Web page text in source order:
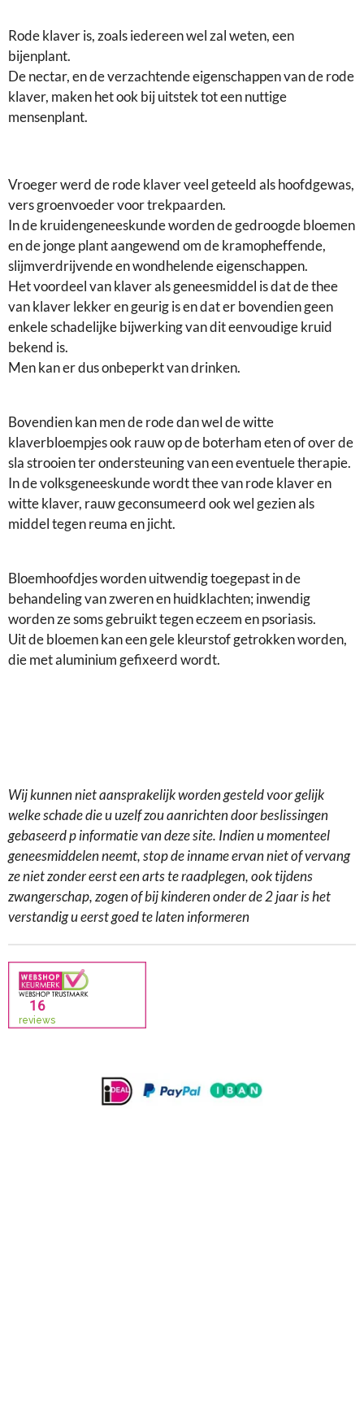
Rode klaver is, zoals iedereen wel zal weten, een
bijenplant.
De nectar, en de verzachtende eigenschappen van de rode
klaver, maken het ook bij uitstek tot een nuttige
mensenplant.
Vroeger werd de rode klaver veel geteeld als hoofdgewas,
vers groenvoeder voor trekpaarden.
In de kruidengeneeskunde worden de gedroogde bloemen
en de jonge plant aangewend om de kramopheffende,
slijmverdrijvende en wondhelende eigenschappen.
Het voordeel van klaver als geneesmiddel is dat de thee
van klaver lekker en geurig is en dat er bovendien geen
enkele schadelijke bijwerking van dit eenvoudige kruid
bekend is.
Men kan er dus onbeperkt van drinken.
Bovendien kan men de rode dan wel de witte
klaverbloempjes ook rauw op de boterham eten of over de
sla strooien ter ondersteuning van een eventuele therapie.
In de volksgeneeskunde wordt thee van rode klaver en
witte klaver, rauw geconsumeerd ook wel gezien als
middel tegen reuma en jicht.
Bloemhoofdjes worden uitwendig toegepast in de
behandeling van zweren en huidklachten; inwendig
worden ze soms gebruikt tegen eczeem en psoriasis.
Uit de bloemen kan een gele kleurstof getrokken worden,
die met aluminium gefixeerd wordt.
Wij kunnen niet aansprakelijk worden gesteld voor gelijk
welke schade die u uzelf zou aanrichten door beslissingen
gebaseerd p informatie van deze site. Indien u momenteel
geneesmiddelen neemt, stop de inname ervan niet of vervang
ze niet zonder eerst een arts te raadplegen, ook tijdens
zwangerschap, zogen of bij kinderen onder de 2 jaar is het
verstandig u eerst goed te laten informeren